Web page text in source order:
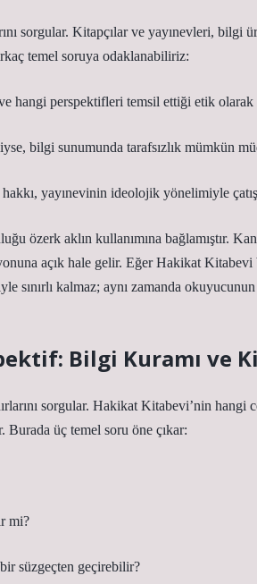
sorgular. Kitapçılar ve yayınevleri,
temel soruya odaklanabiliriz:
hangi perspektifleri temsil ettiği etik olarak
bilgi sunumunda tarafsızlık mümkün
yayınevinin ideolojik yönelimiyle
özerk aklın kullanımına bağlamıştır.
açık hale gelir. Eğer Hakikat
sınırlı kalmaz; aynı zamanda
Bilgi Kuramı ve
sorgular. Hakikat Kitabevi’nin
Burada üç temel soru öne çıkar:
mi?
süzgeçten geçirebilir?